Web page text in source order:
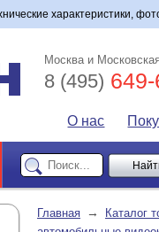
характеристики,
Москва и
8 (495)
О нас
Главная →
Каталог